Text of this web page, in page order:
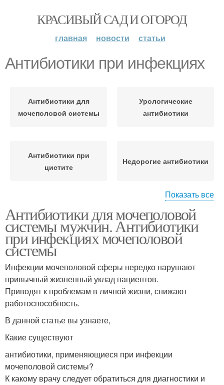
КРАСИВЫЙ САД И ОГОРОД
главная новости статьи
Антибиотики при инфекциях
Антибиотики для
мочеполовой системы
Урологические
антибиотики
Антибиотики при
цистите
Недорогие антибиотики
Свечи от инфекции
Показать все
Антибиотики для мочеполовой
системы мужчин. Антибиотики
при инфекциях мочеполовой
системы
Инфекции мочеполовой сферы нередко нарушают
привычный жизненный уклад пациентов.
Приводят к проблемам в личной жизни, снижают
работоспособность.
В данной статье вы узнаете,
Какие существуют
антибиотики, применяющиеся при инфекции
мочеполовой системы?
К какому врачу следует обратиться для диагностики и